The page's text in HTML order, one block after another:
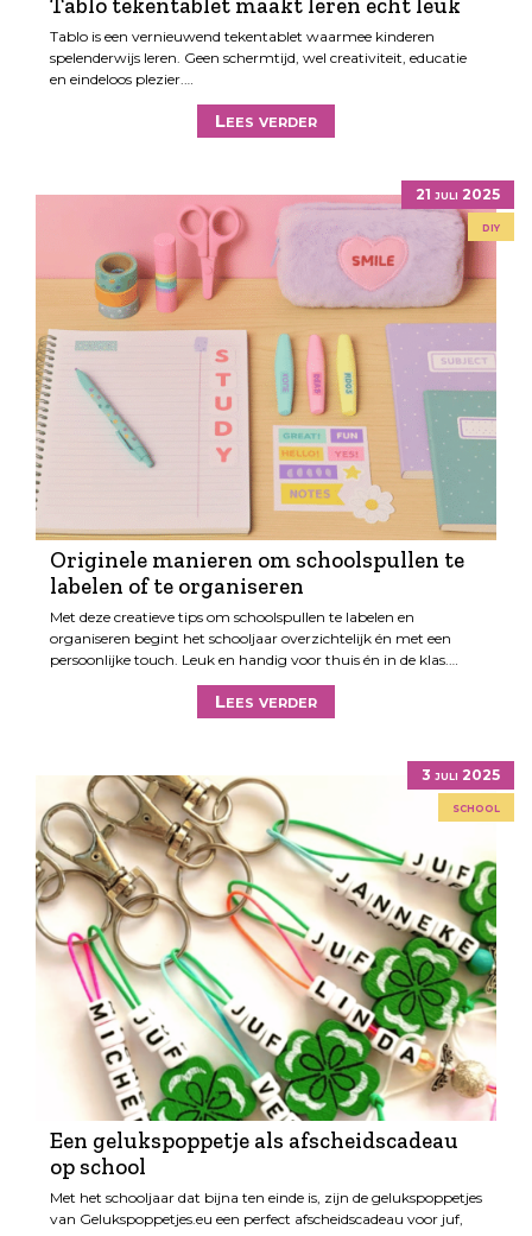
Tablo is een vernieuwend tekentablet waarmee kinderen
spelenderwijs leren. Geen schermtijd, wel creativiteit, educatie
en eindeloos plezier.…
Lees verder
21 juli 2025
diy
Originele manieren om schoolspullen te
labelen of te organiseren
Met deze creatieve tips om schoolspullen te labelen en
organiseren begint het schooljaar overzichtelijk én met een
persoonlijke touch. Leuk en handig voor thuis én in de klas.…
Lees verder
3 juli 2025
school
Een gelukspoppetje als afscheidscadeau
op school
Met het schooljaar dat bijna ten einde is, zijn de gelukspoppetjes
van Gelukspoppetjes.eu een perfect afscheidscadeau voor juf,